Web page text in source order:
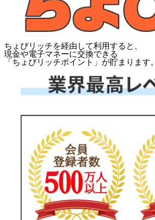
ちょびリッチを経由して利用すると、
現金や電子マネーに交換できる
「 ちょびリッチポイント 」が貯まります。